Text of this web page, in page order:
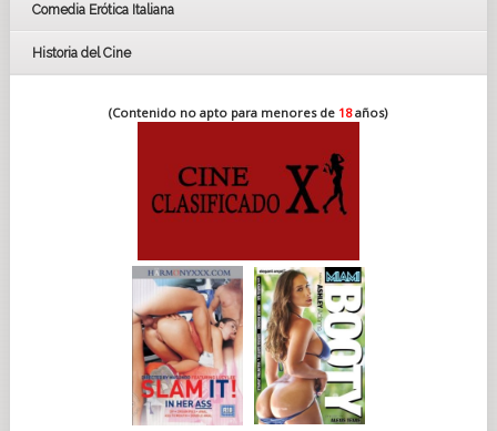
Comedia Erótica Italiana
Historia del Cine
(Contenido no apto para menores de 18años)